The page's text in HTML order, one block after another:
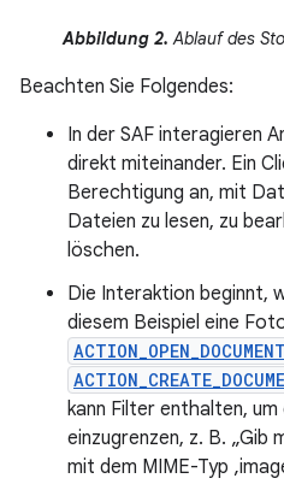
Abbildung 2. Ablauf des
Beachten Sie Folgendes:
In der SAF interagieren
direkt miteinander. Ein
Berechtigung an, mit
Dateien zu lesen, zu
löschen.
Die Interaktion beginnt,
diesem Beispiel eine
ACTION_OPEN_DOCUMENT
kann Filter enthalten,
einzugrenzen, z. B. „Gib
mit dem MIME-Typ